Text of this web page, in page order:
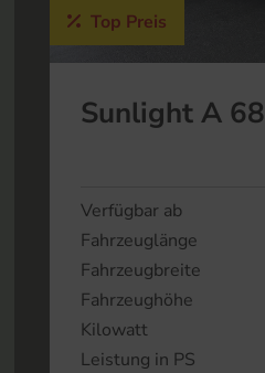
Top Preis
Sunlight A 68
Verfügbar ab
Fahrzeuglänge
Fahrzeugbreite
Fahrzeughöhe
Kilowatt
Leistung in PS